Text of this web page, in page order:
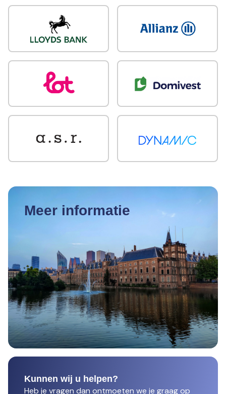
Meer informatie
Kunnen wij u helpen?
Heb je vragen dan ontmoeten we je graag op